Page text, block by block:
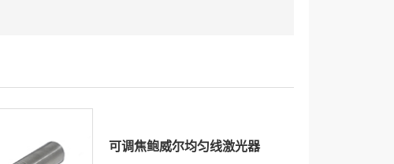
可调焦鲍威尔均匀线激光器